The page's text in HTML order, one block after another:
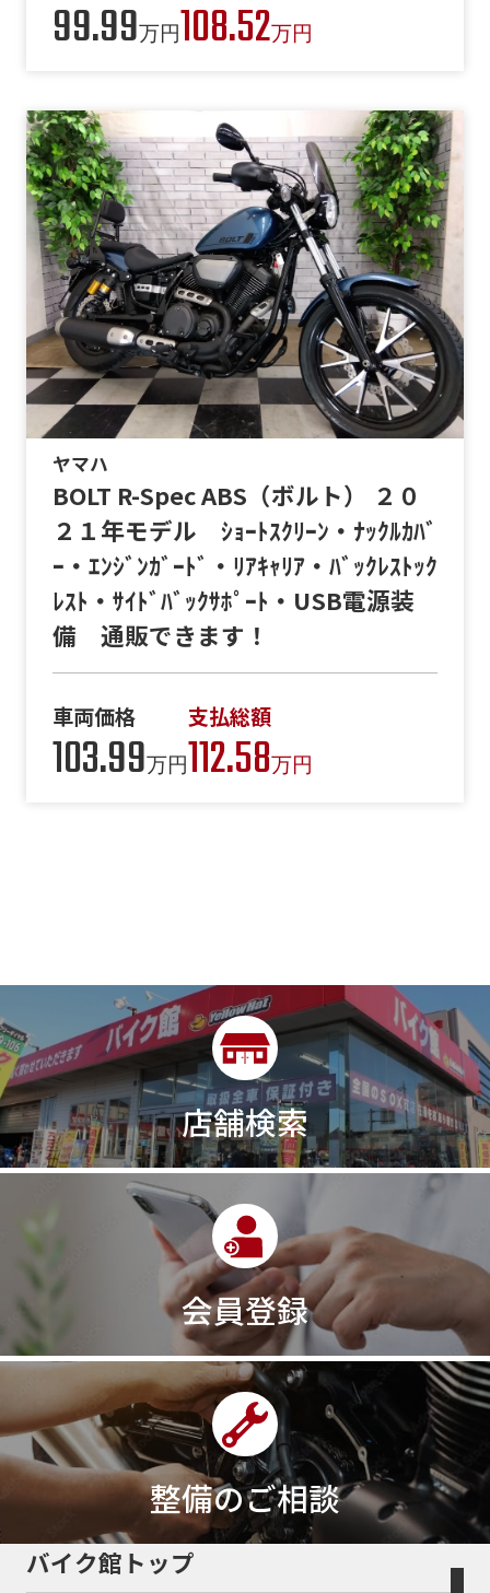
99.99万円108.52万円
ヤマハ
BOLT R-Spec ABS（ボルト） ２０
２１年モデル ｼｮｰﾄｽｸﾘｰﾝ・ﾅｯｸﾙｶﾊﾞ
ｰ・ｴﾝｼﾞﾝｶﾞｰﾄﾞ・ﾘｱｷｬﾘｱ・ﾊﾞｯｸﾚｽﾄｯｸ
ﾚｽﾄ・ｻｲﾄﾞﾊﾞｯｸｻﾎﾟｰﾄ・USB電源装
備 通販できます！
車両価格
103.99万円
支払総額
112.58万円
店舗検索
会員登録
整備のご相談
バイク館トップ